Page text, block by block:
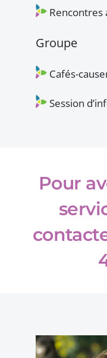
Rencontres
Groupe
Cafés-
Session
Pour